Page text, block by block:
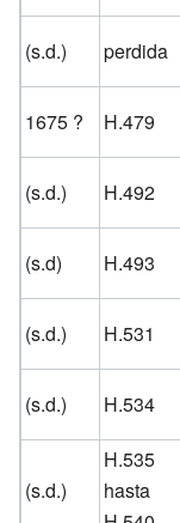
(s.d.)
perdida
1675 ?
H.479
(s.d.)
H.492
(s.d)
H.493
(s.d.)
H.531
(s.d.)
H.534
(s.d.)
H.535
hasta